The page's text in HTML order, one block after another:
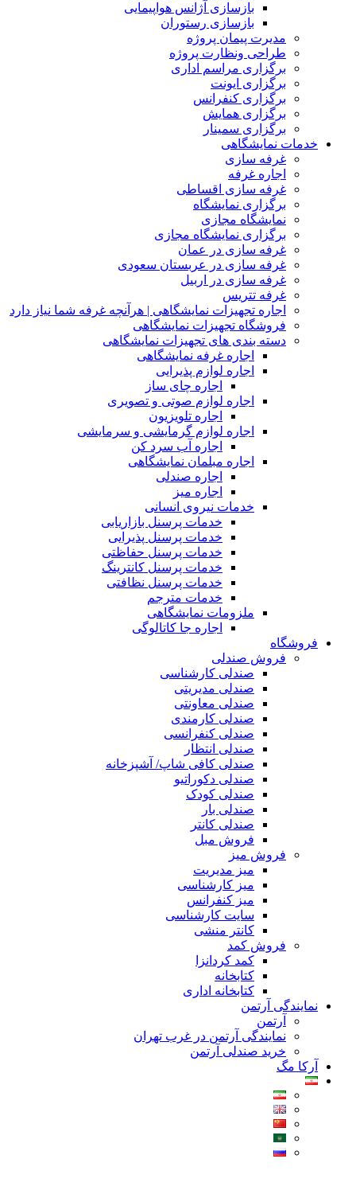
بازسازی آژانس هواپیمایی
بازسازی رستوران
مدیرت پیمان پروژه
طراحی ونظارت پروژه
برگزاری مراسم اداری
برگزاری ایونت
برگزاری کنفرانس
برگزاری همایش
برگزاری سمینار
خدمات نمایشگاهی
غرفه سازی
اجاره غرفه
غرفه سازی اقساطی
برگزاری نمایشگاه
نمایشگاه مجازی
برگزاری نمایشگاه مجازی
غرفه سازی در عمان
غرفه سازی در عربستان سعودی
غرفه سازی در اربیل
غرفه تتریس
اجاره تجهیزات نمایشگاهی | هرآنچه غرفه شما نیاز دارد
فروشگاه تجهیزات نمایشگاهی
دسته بندی های تجهیزات نمایشگاهی
اجاره غرفه نمایشگاهی
اجاره لوازم پذیرایی
اجاره چای ساز
اجاره لوازم صوتی و تصویری
اجاره تلویزیون
اجاره لوازم گرمایشی و سرمایشی
اجاره آب سرد کن
اجاره مبلمان نمایشگاهی
اجاره صندلی
اجاره میز
خدمات نیروی انسانی
خدمات پرسنل بازاریابی
خدمات پرسنل پذیرایی
خدمات پرسنل حفاظتی
خدمات پرسنل کانترینگ
خدمات پرسنل نظافتی
خدمات مترجم
ملزومات نمایشگاهی
اجاره جا کاتالوگی
فروشگاه
فروش صندلی
صندلی کارشناسی
صندلی مدیریتی
صندلی معاونتی
صندلی کارمندی
صندلی کنفرانسی
صندلی انتظار
صندلی کافی شاپ/ آشپزخانه
صندلی دکوراتیو
صندلی کودک
صندلی بار
صندلی کانتر
فروش مبل
فروش میز
میز مدیریت
میز کارشناسی
میز کنفرانس
سایت کارشناسی
کانتر منشی
فروش کمد
کمد کردانزا
کتابخانه
کتابخانه اداری
نمایندگی آرتمن
آرتمن
نمایندگی آرتمن در غرب تهران
خرید صندلی آرتمن
آرکا مگ